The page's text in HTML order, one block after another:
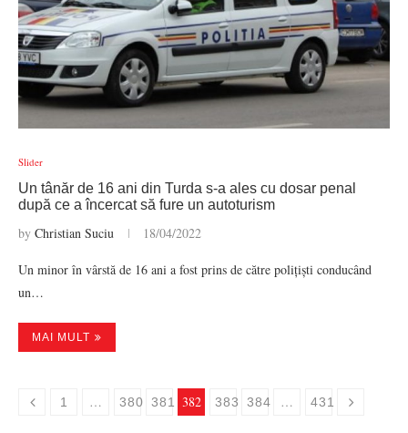
Slider
Un tânăr de 16 ani din Turda s-a ales cu dosar penal
după ce a încercat să fure un autoturism
by Christian Suciu 18/04/2022
Un minor în vârstă de 16 ani a fost prins de către polițiști conducând
un…
MAI MULT
1 … 380 381 382 383 384 … 431